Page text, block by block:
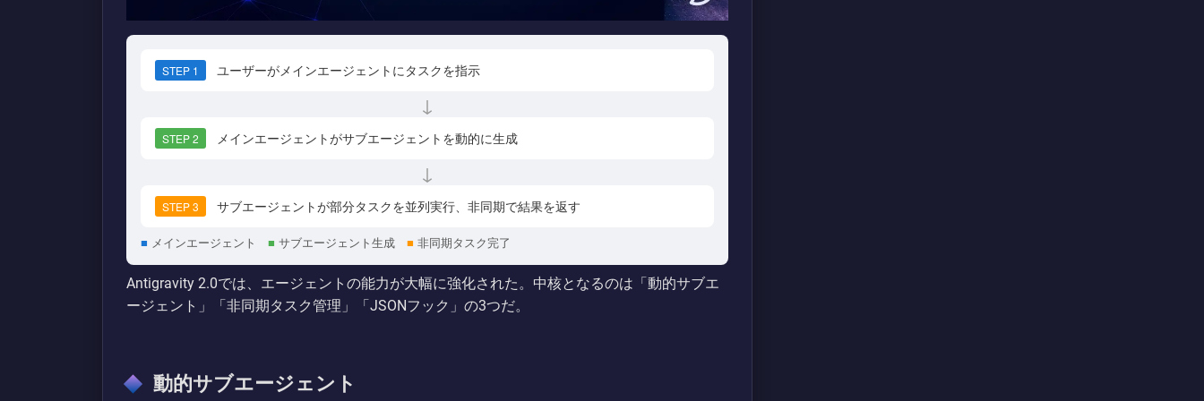
STEP 1 ユーザーがメインエージェントにタスクを指示
↓
STEP 2 メインエージェントがサブエージェントを動的に生成
↓
STEP 3 サブエージェントが部分タスクを並列実行、非同期で結果を返す
■ メインエージェント ■ サブエージェント生成 ■ 非同期タスク完了
Antigravity 2.0では、エージェントの能力が大幅に強化された。中核となるのは「動的サブエ
ージェント」「非同期タスク管理」「JSONフック」の3つだ。
動的サブエージェント